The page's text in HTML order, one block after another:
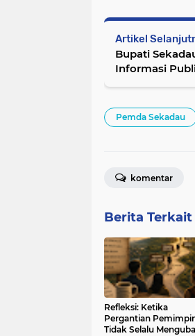
Artikel
Bupati
Informasi
Pemda Sekadau
komentar
Berita Terkait
Refleksi: Ketika
Pergantian
Tidak Selalu